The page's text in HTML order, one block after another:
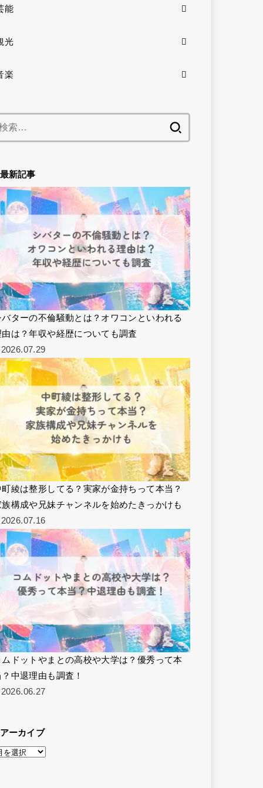
能
光
楽
最新記事
バターの不倫騒動とは？オワコンといわれる
由は？年収や経歴についても調査
2026.07.29
町綾は整形してる？実家が金持ちって本当？
族構成や兄妹チャンネルを始めたきっかけも
2026.07.16
ムドットやまとの高校や大学は？優秀って本
？中退理由も調査！
2026.06.27
アーカイブ